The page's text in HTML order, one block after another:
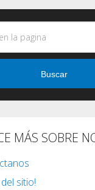
Buscar
MÁS SOBRE
sitio!